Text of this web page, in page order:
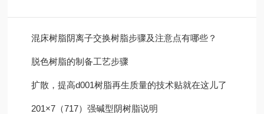
混床树脂阴离子交换树脂步骤及注意点有哪些？
脱色树脂的制备工艺步骤
扩散，提高d001树脂再生质量的技术贴就在这儿了
201×7（717）强碱型阴树脂说明